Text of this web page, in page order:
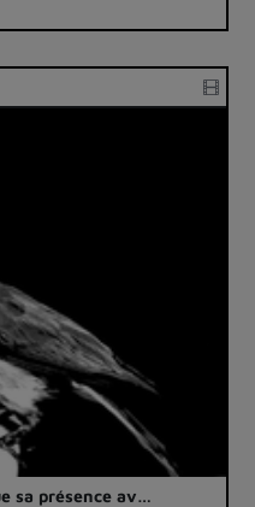
sa présence av…